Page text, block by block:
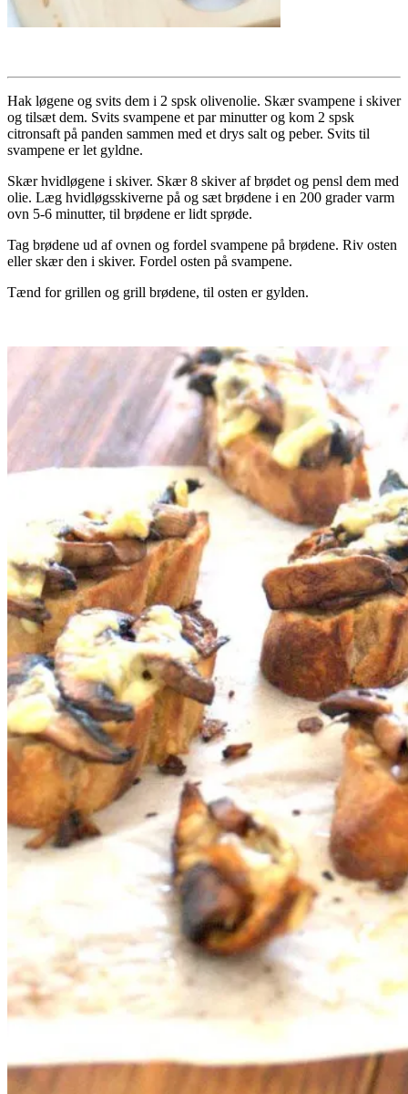
Hak løgene og svits dem i 2 spsk olivenolie. Skær svampene i skiver
og tilsæt dem. Svits svampene et par minutter og kom 2 spsk
citronsaft på panden sammen med et drys salt og peber. Svits til
svampene er let gyldne.
Skær hvidløgene i skiver. Skær 8 skiver af brødet og pensl dem med
olie. Læg hvidløgsskiverne på og sæt brødene i en 200 grader varm
ovn 5-6 minutter, til brødene er lidt sprøde.
Tag brødene ud af ovnen og fordel svampene på brødene. Riv osten
eller skær den i skiver. Fordel osten på svampene.
Tænd for grillen og grill brødene, til osten er gylden.